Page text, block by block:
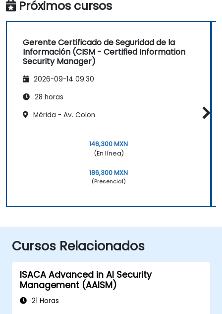
Próximos cursos
Gerente Certificado de Seguridad de la
Información (CISM - Certified Information
Security Manager)
2026-09-14 09:30
28 horas
Mèrida - Av. Colon
146,300 MXN
(En línea)
186,300 MXN
(Presencial)
Cursos Relacionados
ISACA Advanced in AI Security
Management (AAISM)
21 Horas